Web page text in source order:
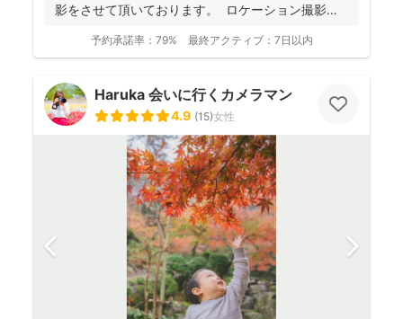
影をさせて頂いております。 ロケーション撮影も
予約承諾率： 79% 最終アクティブ： 7日以内
Haruka 会いに行くカメラマン
4.9 (15)女性